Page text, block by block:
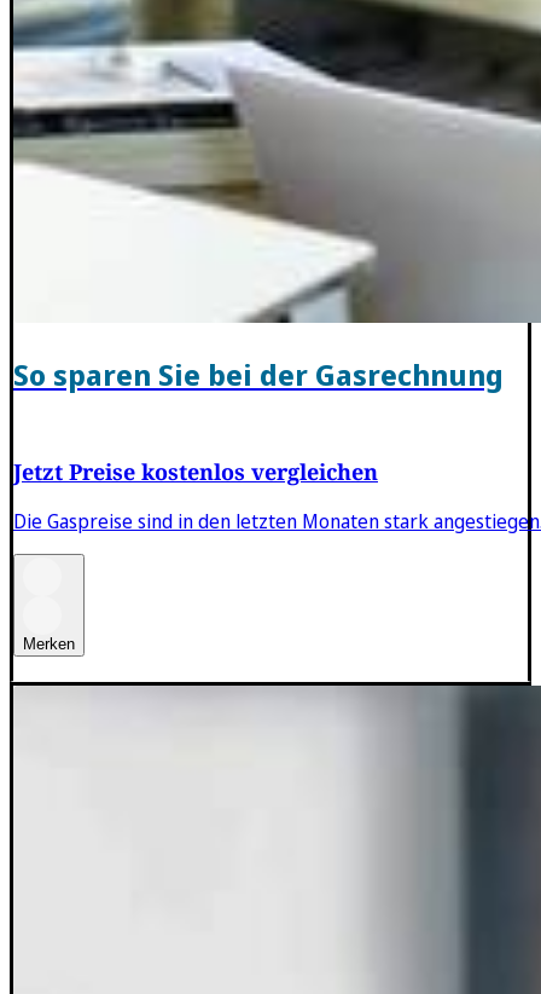
So sparen Sie bei der Gasrechnung
Jetzt Preise kostenlos vergleichen
Die Gaspreise sind in den letzten Monaten stark
Merken